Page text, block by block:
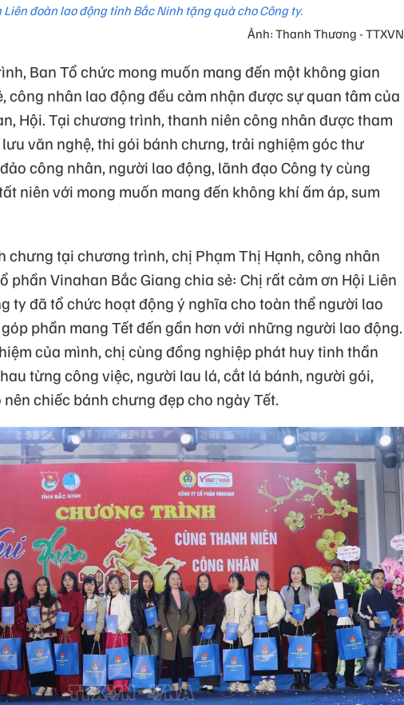
đoàn lao động tỉnh Bắc Ninh tặng quà cho Công ty.
Ảnh: Thanh Thương - TTXVN
Ban Tổ chức mong muốn mang đến một không gian
công nhân lao động đều cảm nhận được sự quan tâm của
Hội. Tại chương trình, thanh niên công nhân được tham
văn nghệ, thi gói bánh chưng, trải nghiệm góc thư
công nhân, người lao động, lãnh đạo Công ty cùng
niên với mong muốn mang đến không khí ấm áp, sum
chưng tại chương trình, chị Phạm Thị Hạnh, công nhân
phần Vinahan Bắc Giang chia sẻ: Chị rất cảm ơn Hội Liên
ty đã tổ chức hoạt động ý nghĩa cho toàn thể người lao
phần mang Tết đến gần hơn với những người lao động.
của mình, chị cùng đồng nghiệp phát huy tinh thần
từng công việc, người lau lá, cắt lá bánh, người gói,
chiếc bánh chưng đẹp cho ngày Tết.